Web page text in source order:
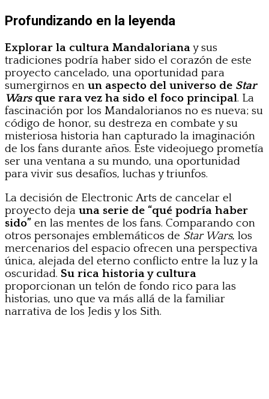
Profundizando en la leyenda
Explorar la cultura Mandalorianay sus
tradiciones podría haber sido el corazón de este
proyecto cancelado, una oportunidad para
sumergirnos en un aspecto del universo de Star
Warsque rara vez ha sido el foco principal. La
fascinación por los Mandalorianos no es nueva; su
código de honor, su destreza en combate y su
misteriosa historia han capturado la imaginación
de los fans durante años. Este videojuego prometía
ser una ventana a su mundo, una oportunidad
para vivir sus desafíos, luchas y triunfos.
La decisión de Electronic Arts de cancelar el
proyecto deja una serie de “qué podría haber
sido” en las mentes de los fans. Comparando con
otros personajes emblemáticos de Star Wars, los
mercenarios del espacio ofrecen una perspectiva
única, alejada del eterno conflicto entre la luz y la
oscuridad. Su rica historia y cultura
proporcionan un telón de fondo rico para las
historias, uno que va más allá de la familiar
narrativa de los Jedis y los Sith.